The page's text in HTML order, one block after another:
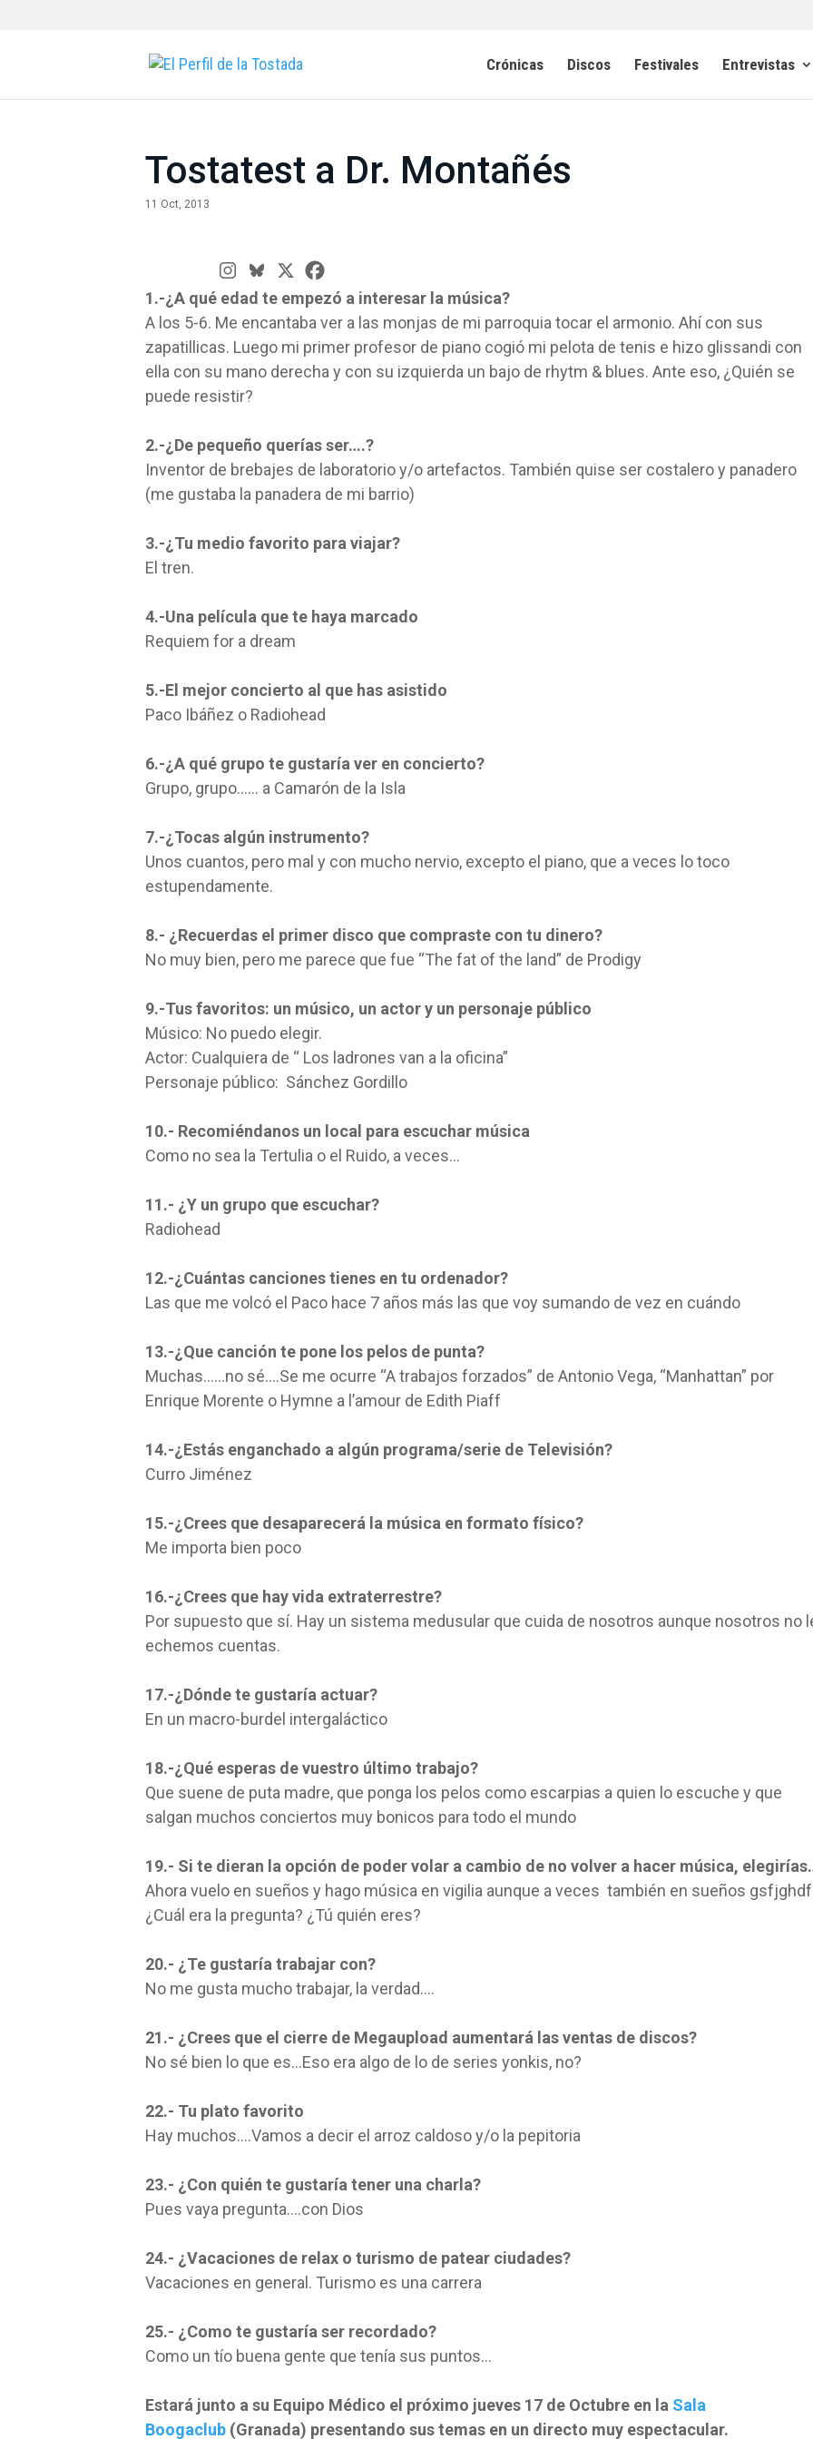
Crónicas Discos Festivales Entrevistas
Tostatest a Dr. Montañés
11 Oct, 2013
1.-¿A qué edad te empezó a interesar la música?
A los 5-6. Me encantaba ver a las monjas de mi parroquia tocar el armonio. Ahí con sus
zapatillicas. Luego mi primer profesor de piano cogió mi pelota de tenis e hizo glissandi con
ella con su mano derecha y con su izquierda un bajo de rhytm & blues. Ante eso, ¿Quién se
puede resistir?
2.-¿De pequeño querías ser….?
Inventor de brebajes de laboratorio y/o artefactos. También quise ser costalero y panadero
(me gustaba la panadera de mi barrio)
3.-¿Tu medio favorito para viajar?
El tren.
4.-Una película que te haya marcado
Requiem for a dream
5.-El mejor concierto al que has asistido
Paco Ibáñez o Radiohead
6.-¿A qué grupo te gustaría ver en concierto?
Grupo, grupo…… a Camarón de la Isla
7.-¿Tocas algún instrumento?
Unos cuantos, pero mal y con mucho nervio, excepto el piano, que a veces lo toco
estupendamente.
8.- ¿Recuerdas el primer disco que compraste con tu dinero?
No muy bien, pero me parece que fue “The fat of the land” de Prodigy
9.-Tus favoritos: un músico, un actor y un personaje público
Músico: No puedo elegir.
Actor: Cualquiera de “ Los ladrones van a la oficina”
Personaje público: Sánchez Gordillo
10.- Recomiéndanos un local para escuchar música
Como no sea la Tertulia o el Ruido, a veces…
11.- ¿Y un grupo que escuchar?
Radiohead
12.-¿Cuántas canciones tienes en tu ordenador?
Las que me volcó el Paco hace 7 años más las que voy sumando de vez en cuándo
13.-¿Que canción te pone los pelos de punta?
Muchas……no sé….Se me ocurre “A trabajos forzados” de Antonio Vega, “Manhattan” por
Enrique Morente o Hymne a l’amour de Edith Piaff
14.-¿Estás enganchado a algún programa/serie de Televisión?
Curro Jiménez
15.-¿Crees que desaparecerá la música en formato físico?
Me importa bien poco
16.-¿Crees que hay vida extraterrestre?
Por supuesto que sí. Hay un sistema medusular que cuida de nosotros aunque nosotros no
echemos cuentas.
17.-¿Dónde te gustaría actuar?
En un macro-burdel intergaláctico
18.-¿Qué esperas de vuestro último trabajo?
Que suene de puta madre, que ponga los pelos como escarpias a quien lo escuche y que
salgan muchos conciertos muy bonicos para todo el mundo
19.- Si te dieran la opción de poder volar a cambio de no volver a hacer música,
Ahora vuelo en sueños y hago música en vigilia aunque a veces también en sueños gsfjghdf
¿Cuál era la pregunta? ¿Tú quién eres?
20.- ¿Te gustaría trabajar con?
No me gusta mucho trabajar, la verdad….
21.- ¿Crees que el cierre de Megaupload aumentará las ventas de discos?
No sé bien lo que es…Eso era algo de lo de series yonkis, no?
22.- Tu plato favorito
Hay muchos….Vamos a decir el arroz caldoso y/o la pepitoria
23.- ¿Con quién te gustaría tener una charla?
Pues vaya pregunta….con Dios
24.- ¿Vacaciones de relax o turismo de patear ciudades?
Vacaciones en general. Turismo es una carrera
25.- ¿Como te gustaría ser recordado?
Como un tío buena gente que tenía sus puntos…
Estará junto a su Equipo Médico el próximo jueves 17 de Octubre en la Sala
Boogaclub (Granada) presentando sus temas en un directo muy espectacular.